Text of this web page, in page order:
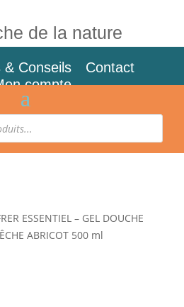
de la nature
& Conseils
Contact
compte
ESSENTIEL – GEL DOUCHE
ABRICOT 500 ml